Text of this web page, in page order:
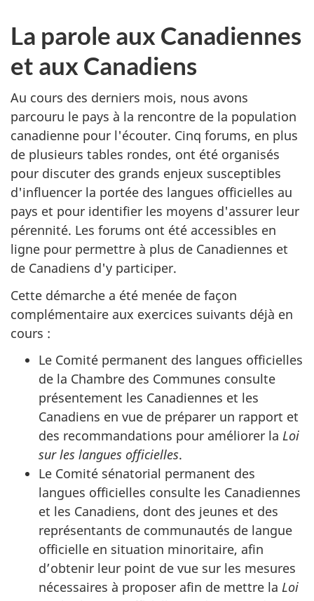
La parole aux Canadiennes
et aux Canadiens
Au cours des derniers mois, nous avons
parcouru le pays à la rencontre de la population
canadienne pour l'écouter. Cinq forums, en plus
de plusieurs tables rondes, ont été organisés
pour discuter des grands enjeux susceptibles
d'influencer la portée des langues officielles au
pays et pour identifier les moyens d'assurer leur
pérennité. Les forums ont été accessibles en
ligne pour permettre à plus de Canadiennes et
de Canadiens d'y participer.
Cette démarche a été menée de façon
complémentaire aux exercices suivants déjà en
cours :
Le Comité permanent des langues officielles
de la Chambre des Communes consulte
présentement les Canadiennes et les
Canadiens en vue de préparer un rapport et
des recommandations pour améliorer la Loi
sur les langues officielles.
Le Comité sénatorial permanent des
langues officielles consulte les Canadiennes
et les Canadiens, dont des jeunes et des
représentants de communautés de langue
officielle en situation minoritaire, afin
d’obtenir leur point de vue sur les mesures
nécessaires à proposer afin de mettre la Loi